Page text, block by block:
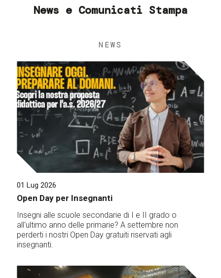
News e Comunicati Stampa
NEWS
01 Lug 2026
Open Day per Insegnanti
Insegni alle scuole secondarie di I e II grado o
all'ultimo anno delle primarie? A settembre non
perderti i nostri Open Day gratuiti riservati agli
insegnanti.